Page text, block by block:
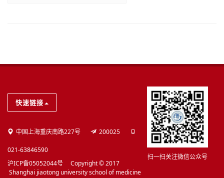
快速链接
中国上海重庆南路227号 200025
021-63846590
沪ICP备05052044号 Copyright © 2017
Shanghai jiaotong university school of medicine
扫一扫关注微信公众号